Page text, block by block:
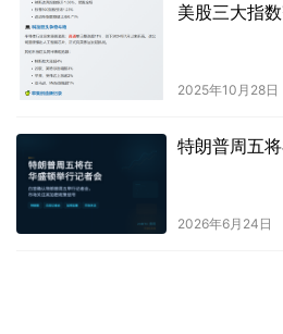
美股三大指
2025年10月28日
特朗普周五
2026年6月24日